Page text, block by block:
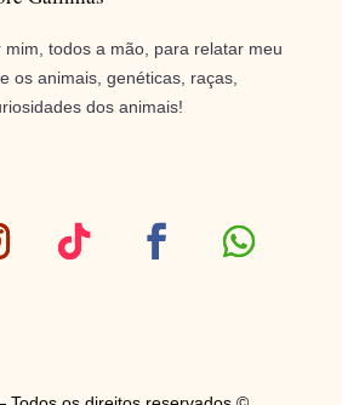
mim, todos a mão, para relatar meu
os animais, genéticas, raças,
dos animais!